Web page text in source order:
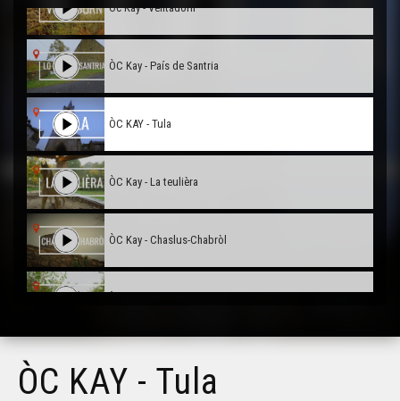
Òc Kay - Ventadorn
ÒC Kay - País de Santria
ÒC KAY - Tula
ÒC Kay - La teulièra
ÒC Kay - Chaslus-Chabròl
ÒC KAY - Tula